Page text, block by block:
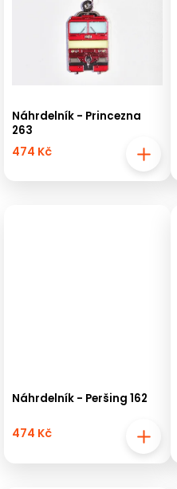
Náhrdelník - Princezna
263
474 Kč
Náhrdelník - Peršing 162
474 Kč